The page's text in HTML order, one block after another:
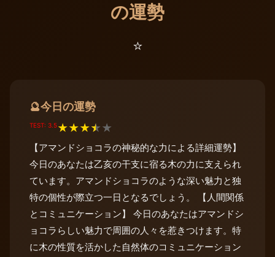
の運勢
⭐️
🔮今日の運勢
TEST: 3.5★★★★★
【アマンドショコラの神秘的な力による詳細運勢】
今日のあなたは乙亥の干支に宿る木の力に支えられ
ています。アマンドショコラのような深い魅力と独
特の個性が際立つ一日となるでしょう。 【人間関係
とコミュニケーション】 今日のあなたはアマンドシ
ョコラらしい魅力で周囲の人々を惹きつけます。特
に木の性質を活かした自然体のコミュニケーション